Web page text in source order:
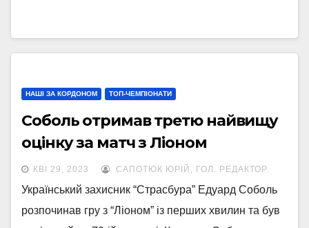
НАШІ ЗА КОРДОНОМ ТОП-ЧЕМПІОНАТИ
Соболь отримав третю найвищу
оцінку за матч з Ліоном
КВІ 29, 2023 САПОТЮК ЮРІЙ, ГОЛ. РЕДАКТОР
Український захисник “Страсбура” Едуард Соболь
розпочинав гру з “Ліоном” із перших хвилин та був